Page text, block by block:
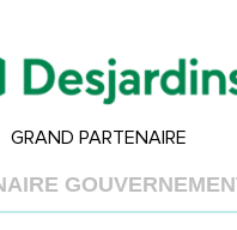
GRAND PARTENAIRE